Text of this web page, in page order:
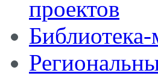
проектов
Библиотека-